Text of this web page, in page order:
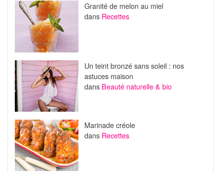
Granité de melon au miel
dans Recettes
Un teint bronzé sans soleil : nos
astuces maison
dans Beauté naturelle & bio
Marinade créole
dans Recettes